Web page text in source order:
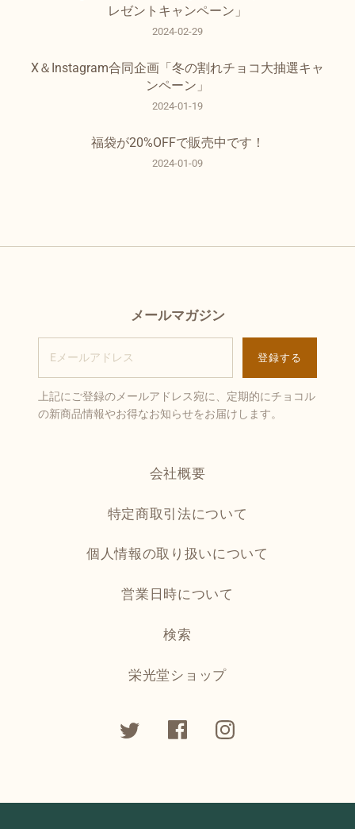
レゼントキャンペーン」
2024-02-29
X＆Instagram合同企画「冬の割れチョコ大抽選キャ
ンペーン」
2024-01-19
福袋が20%OFFで販売中です！
2024-01-09
メールマガジン
上記にご登録のメールアドレス宛に、定期的にチョコル
の新商品情報やお得なお知らせをお届けします。
会社概要
特定商取引法について
個人情報の取り扱いについて
営業日時について
検索
栄光堂ショップ